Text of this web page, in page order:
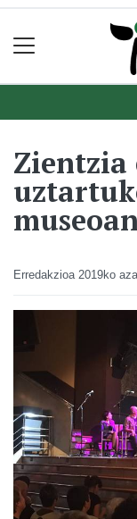
Zientzia
museoan
Erredakzioa 2019ko